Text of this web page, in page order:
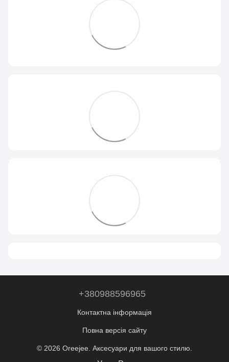
+380988596965
Контактна інформація
Повна версія сайту
© 2026 Oreejee. Аксесуари для вашого стилю.